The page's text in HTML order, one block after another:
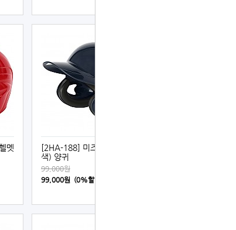
멧
[2HA-188] 미즈노 헬멧 (남
색) 양귀
99,000원
99,000원 (0%할인)